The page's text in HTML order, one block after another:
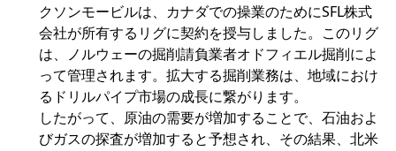
クソンモービルは、カナダでの操業のためにSFL株式
会社が所有するリグに契約を授与しました。このリグ
は、ノルウェーの掘削請負業者オドフィエル掘削によ
って管理されます。拡大する掘削業務は、地域におけ
るドリルパイプ市場の成長に繋がります。
したがって、原油の需要が増加することで、石油およ
びガスの探査が増加すると予想され、その結果、北米